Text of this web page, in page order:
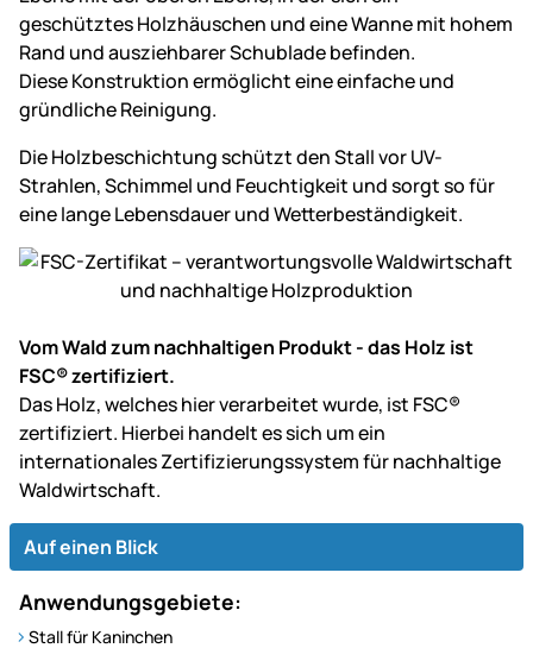
geschütztes Holzhäuschen und eine Wanne mit hohem
Rand und ausziehbarer Schublade befinden.
Diese Konstruktion ermöglicht eine einfache und
gründliche Reinigung.
Die Holzbeschichtung schützt den Stall vor UV-
Strahlen, Schimmel und Feuchtigkeit und sorgt so für
eine lange Lebensdauer und Wetterbeständigkeit.
Vom Wald zum nachhaltigen Produkt - das Holz ist
FSC® zertifiziert.
Das Holz, welches hier verarbeitet wurde, ist FSC®
zertifiziert. Hierbei handelt es sich um ein
internationales Zertifizierungssystem für nachhaltige
Waldwirtschaft.
Auf einen Blick
Anwendungsgebiete:
Stall für Kaninchen